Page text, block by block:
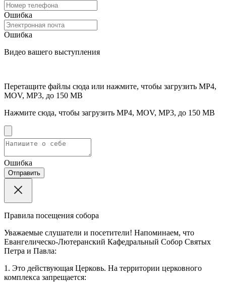
Ошибка
Ошибка
Видео вашего выступления
Перетащите файлы сюда или нажмите, чтобы загрузить MP4,
MOV, MP3, до 150 MB
Нажмите сюда, чтобы загрузить MP4, MOV, MP3, до 150 MB
Ошибка
Отправить
Правила посещения собора
Уважаемые слушатели и посетители! Напоминаем, что
Евангелическо-Лютеранский Кафедральный Собор Святых
Петра и Павла:
1. Это действующая Церковь. На территории церковного
комплекса запрещается: